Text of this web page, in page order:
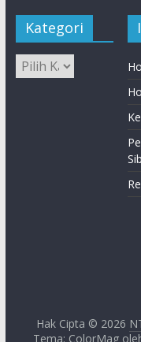
Kategori
Hak Cipta © 2026
Tema: ColorMag